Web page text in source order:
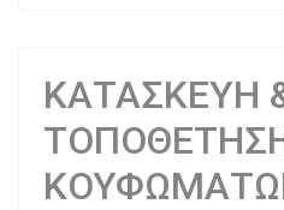
ΚΑΤΑΣΚΕΥΗ